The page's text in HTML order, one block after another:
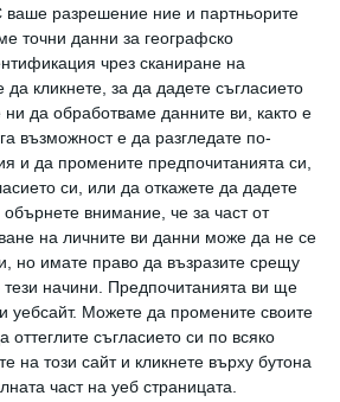
ваше разрешение ние и партньорите
точни данни за географско
чрез сканиране на
да кликнете, за да дадете съгласието
да обработваме данните ви, както е
възможност е да разгледате по-
и да промените предпочитанията си,
си, или да откажете да дадете
внимание, че за част от
на личните ви данни може да не се
но имате право да възразите срещу
начини. Предпочитанията ви ще
уебсайт. Можете да промените своите
оттеглите съгласието си по всяко
на този сайт и кликнете върху бутона
част на уеб страницата.
твърдейки, че гърдите
друг, защото били
можете да спечелите тази